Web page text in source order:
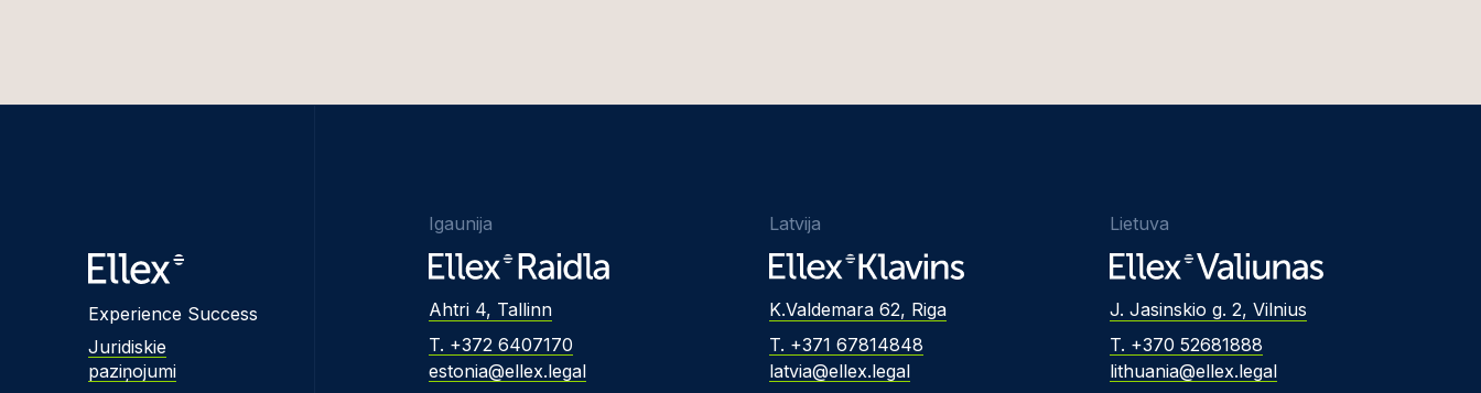
Experience Success
Juridiskie
paziņojumi
Igaunija
Ahtri 4, Tallinn
T. +372 6407170
estonia@ellex.legal
Latvija
K.Valdemara 62, Riga
T. +371 67814848
latvia@ellex.legal
Lietuva
J. Jasinskio g. 2, Vilnius
T. +370 52681888
lithuania@ellex.legal